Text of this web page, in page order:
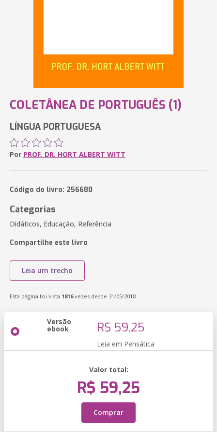
COLETÂNEA DE PORTUGUÊS (1)
LÍNGUA PORTUGUESA
Por PROF. DR. HORT ALBERT WITT
Código do livro: 256680
Categorias
Didáticos, Educação, Referência
Compartilhe este livro
Leia um trecho
Esta página foi vista 1816vezes desde 31/05/2018
Versão
ebook R$ 59,25
Leia em Pensática
Valor total:
R$ 59,25
Comprar